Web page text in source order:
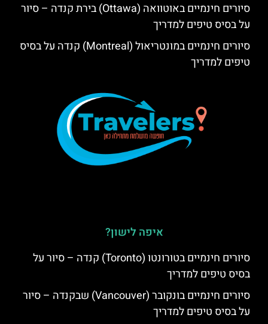
סיורים חינמיים באוטוואה (Ottawa) בירת קנדה – סיור
על בסיס טיפים למדריך
סיורים חינמיים במונטריאול (Montreal) קנדה על בסיס
טיפים למדריך
איפה לישון?
סיורים חינמיים בטורונטו (Toronto) קנדה – סיור על
בסיס טיפים למדריך
סיורים חינמיים בונקובר (Vancouver) שבקנדה – סיור
על בסיס טיפים למדריך